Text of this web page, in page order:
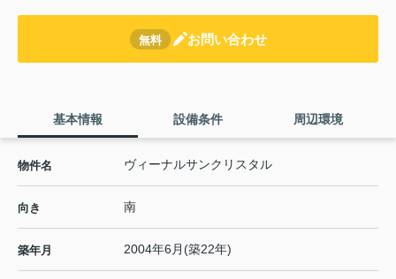
無料 お問い合わせ
基本情報 設備条件 周辺環境
物件名 ヴィーナルサンクリスタル
向き 南
築年月 2004年6月(築22年)